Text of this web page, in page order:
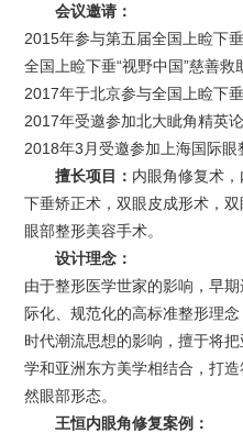
会议邀请：
2015年参与第五届全国上睑下
全国上睑下垂“视野中国”慈善救
2017年于北京参与全国上睑下
2017年受邀参加北大眦角精英
2018年3月受邀参加上海国际眼
擅长项目： 内眼角修复术
下垂矫正术，双眼皮成形术，
眼部整形美容手术。
设计理念：
由于整形医学世家的影响，早
际化、规范化的高标准整形理
时代潮流思想的影响，擅于将
学和亚洲东方美学相结合，打
然眼部形态。
王恒内眼角修复案例：